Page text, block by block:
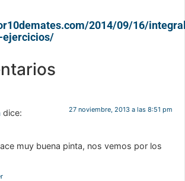
2014/09/16/
ejercicios/
dice: 27 noviembre, 2013 a las 8:51 pm
muy buena pinta, nos vemos por los